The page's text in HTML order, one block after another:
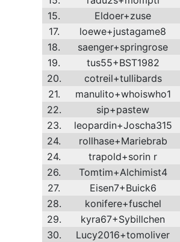
15.
Eldoer+zuse
17.
loewe+justagame8
18.
saenger+springrose
19.
tus55+BST1982
20.
cotreil+tullibards
21.
manulito+whoiswho1
22.
sip+pastew
23.
leopardin+Joscha315
24.
rollhase+Mariebrab
24.
trapold+sorin r
26.
Tomtim+Alchimist4
27.
Eisen7+Buick6
28.
konifere+fuschel
29.
kyra67+Sybillchen
30.
Lucy2016+tomoliver